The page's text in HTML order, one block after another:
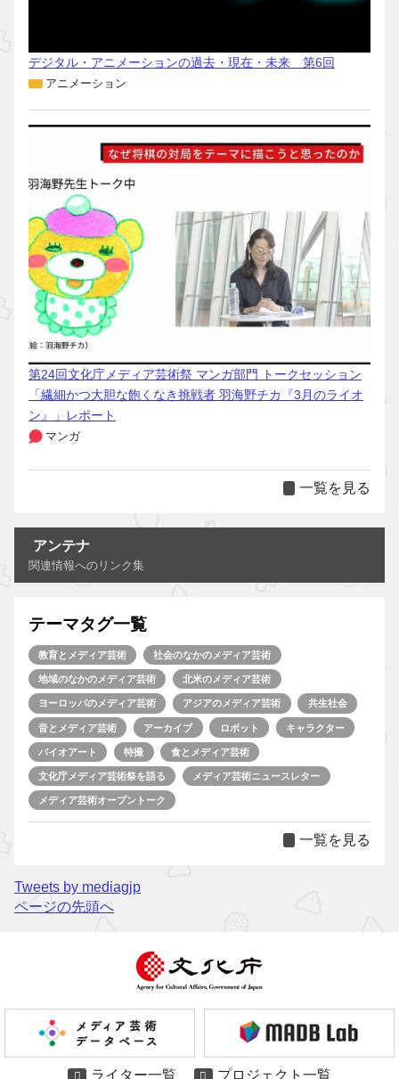
デジタル・アニメーションの過去・現在・未来 第6回
アニメーション
第24回文化庁メディア芸術祭 マンガ部門 トークセッション
「繊細かつ大胆な飽くなき挑戦者 羽海野チカ『3月のライオ
ン』」レポート
マンガ
一覧を見る
アンテナ
関連情報へのリンク集
テーマタグ一覧
教育とメディア芸術 社会のなかのメディア芸術
地域のなかのメディア芸術 北米のメディア芸術
ヨーロッパのメディア芸術 アジアのメディア芸術 共生社会
音とメディア芸術 アーカイブ ロボット キャラクター
バイオアート 特撮 食とメディア芸術
文化庁メディア芸術祭を語る メディア芸術ニュースレター
メディア芸術オープントーク
一覧を見る
Tweets by mediagjp
ページの先頭へ
ライター一覧 プロジェクト一覧